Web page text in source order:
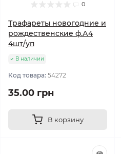
0
Трафареты новогодние и
рождественские ф.А4
4шт/уп
В наличии
Код товара: 54272
35.00 грн
В корзину